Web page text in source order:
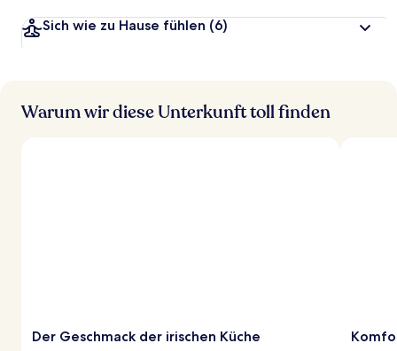
Sich wie zu Hause fühlen (6)
Warum wir diese Unterkunft toll finden
Der Geschmack der irischen Küche